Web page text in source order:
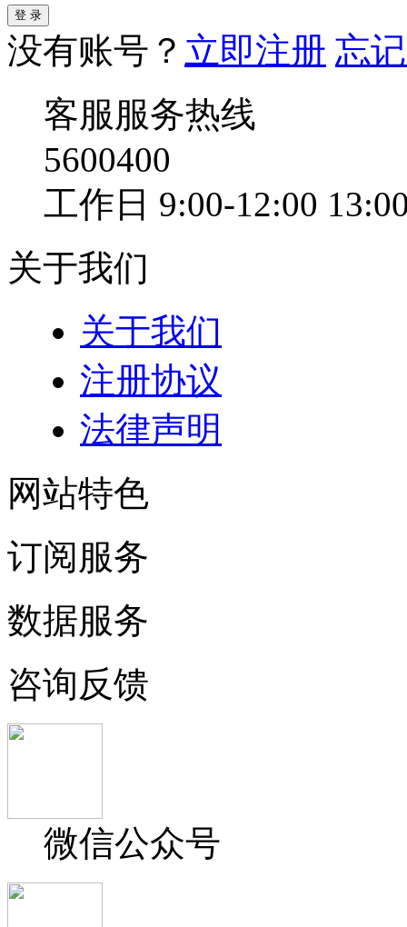
没有账号？ 立即注册 忘
客服服务热线
5600400
工作日 9:00-12:00
关于我们
关于我们
注册协议
法律声明
网站特色
订阅服务
数据服务
咨询反馈
微信公众号